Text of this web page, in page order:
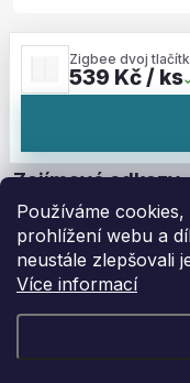
Používáme
prohlížení webu a
neustále zlepšovali
Více informací
Služby
Zajímavé odkazy
539 Kč / ks